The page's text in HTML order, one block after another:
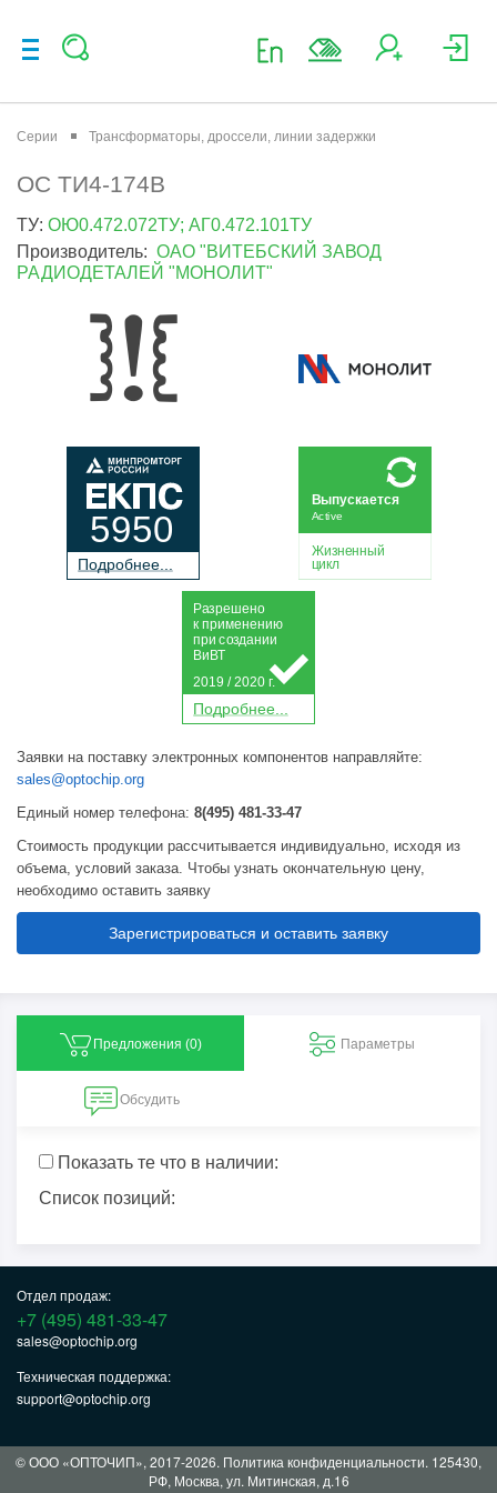
Серии Трансформаторы, дроссели, линии задержки
ОС ТИ4-174В
ТУ: ОЮ0.472.072ТУ; АГ0.472.101ТУ
Производитель: ОАО "ВИТЕБСКИЙ ЗАВОД
РАДИОДЕТАЛЕЙ "МОНОЛИТ"
Подробнее...
5950
Жизненный
цикл
Active
Выпускается
Подробнее...
Разрешено
к применению
присоздании
Ви ВТ
2019 / 2020 г.
Заявки на поставку электронных компонентов направляйте:
sales@optochip.org
Единый номер телефона: 8(495) 481-33-47
Стоимость продукции рассчитывается индивидуально, исходя из
объема, условий заказа. Чтобы узнать окончательную цену,
необходимо оставить заявку
Зарегистрироваться и оставить заявку
Предложения (0) Параметры
Обсудить
Показать те что в наличии:
Список позиций:
Отдел продаж:
+7 (495) 481-33-47
sales@optochip.org
Техническая поддержка:
support@optochip.org
© ООО «ОПТОЧИП», 2017-2026. Политика конфиденциальности. 125430,
РФ, Москва, ул. Митинская, д.16